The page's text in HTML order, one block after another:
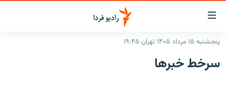
لینک‌های
قابلیت
دسترسی
بازگشت
ایران
پنجشنبه ۱۵ مرداد ۱۴۰۵ تهران ۱۹:۴۵
سرخط‌ خبرها